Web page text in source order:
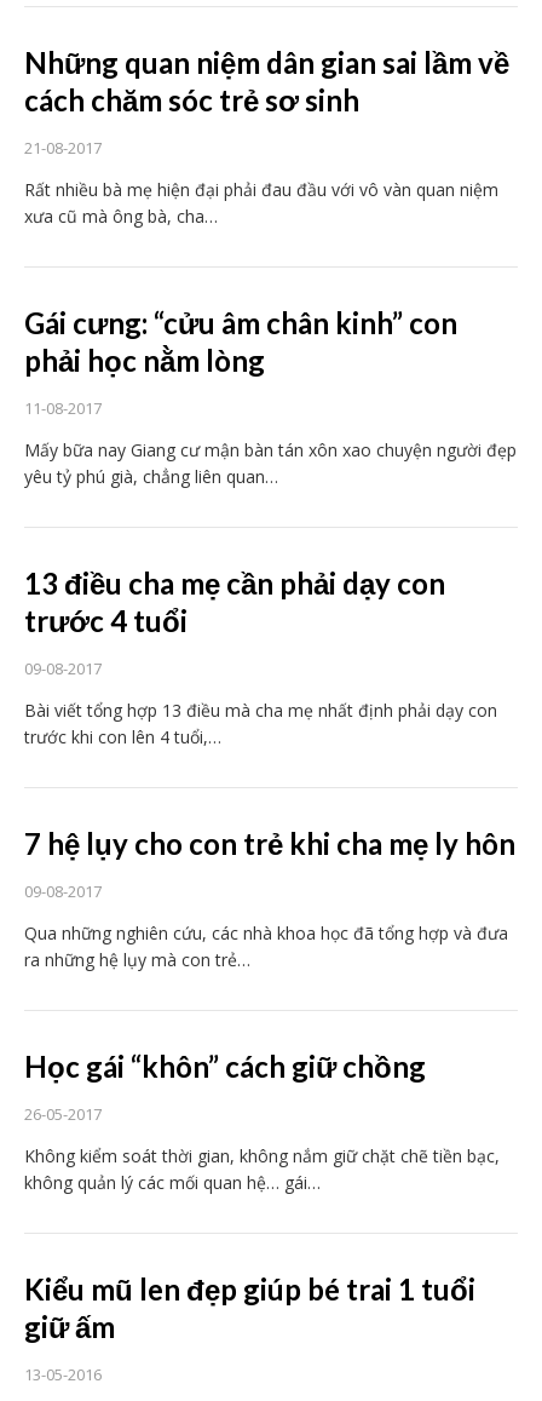
Những quan niệm dân gian sai lầm về
cách chăm sóc trẻ sơ sinh
21-08-2017
Rất nhiều bà mẹ hiện đại phải đau đầu với vô vàn quan niệm
xưa cũ mà ông bà, cha…
Gái cưng: “cửu âm chân kinh” con
phải học nằm lòng
11-08-2017
Mấy bữa nay Giang cư mận bàn tán xôn xao chuyện người đẹp
yêu tỷ phú già, chẳng liên quan…
13 điều cha mẹ cần phải dạy con
trước 4 tuổi
09-08-2017
Bài viết tổng hợp 13 điều mà cha mẹ nhất định phải dạy con
trước khi con lên 4 tuổi,…
7 hệ lụy cho con trẻ khi cha mẹ ly hôn
09-08-2017
Qua những nghiên cứu, các nhà khoa học đã tổng hợp và đưa
ra những hệ lụy mà con trẻ…
Học gái “khôn” cách giữ chồng
26-05-2017
Không kiểm soát thời gian, không nắm giữ chặt chẽ tiền bạc,
không quản lý các mối quan hệ… gái…
Kiểu mũ len đẹp giúp bé trai 1 tuổi
giữ ấm
13-05-2016